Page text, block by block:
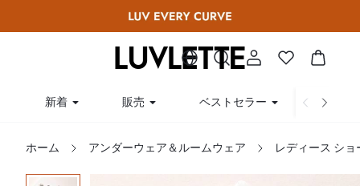
新着 販売 ベストセラー 曲線
ホーム アンダーウェア＆ルームウェア レディース ショ